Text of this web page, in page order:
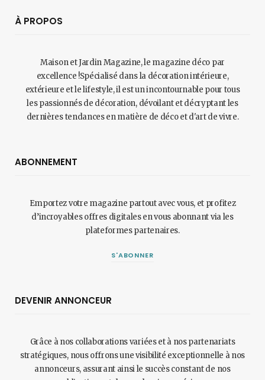
À PROPOS
Maison et Jardin Magazine, le magazine déco par
excellence !Spécialisé dans la décoration intérieure,
extérieure et le lifestyle, il est un incontournable pour tous
les passionnés de décoration, dévoilant et décryptant les
dernières tendances en matière de déco et d'art de vivre.
ABONNEMENT
Emportez votre magazine partout avec vous, et profitez
d’incroyables offres digitales en vous abonnant via les
plateformes partenaires.
S'ABONNER
DEVENIR ANNONCEUR
Grâce à nos collaborations variées et à nos partenariats
stratégiques, nous offrons une visibilité exceptionnelle à nos
annonceurs, assurant ainsi le succès constant de nos